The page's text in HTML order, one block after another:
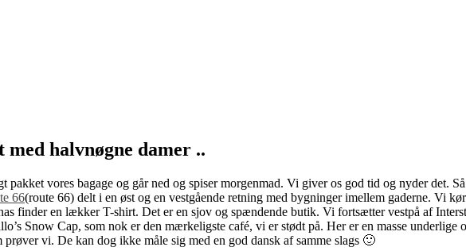
halvnøgne damer ..
vores bagage og går ned og spiser morgenmad. Vi giver os god tid og nyder det.
(route 66) delt i en øst og en vestgående retning med bygninger imellem gaderne. Vi
finder en lækker T-shirt. Det er en sjov og spændende butik. Vi fortsætter vestpå af
Snow Cap, som nok er den mærkeligste café, vi er stødt på. Her er en masse
vi. De kan dog ikke måle sig med en god dansk af samme slags 🙂